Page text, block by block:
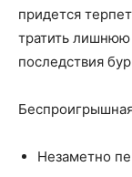
придется
тратить
последствия
Незаметно